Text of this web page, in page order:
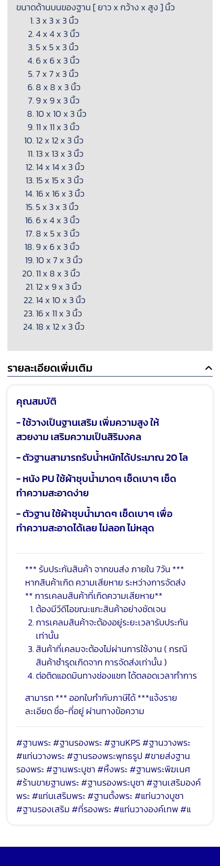
ขนาดด้านบนของฐาน [ ยาว x กว้าง x สูง ] นิ้ว
3 x 3 x 3 นิ้ว
4 x 4 x 3 นิ้ว
5 x 5 x 3 นิ้ว
6 x 6 x 3 นิ้ว
7 x 7 x 3 นิ้ว
8 x 8 x 3 นิ้ว
9 x 9 x 3 นิ้ว
10 x 10 x 3 นิ้ว
11 x 11 x 3 นิ้ว
12 x 12 x 3 นิ้ว
13 x 13 x 3 นิ้ว
14 x 14 x 3 นิ้ว
15 x 15 x 3 นิ้ว
16 x 16 x 3 นิ้ว
5 x 3 x 3 นิ้ว
6 x 4 x 3 นิ้ว
8 x 5 x 3 นิ้ว
9 x 6 x 3 นิ้ว
10 x 7 x 3 นิ้ว
11 x 8 x 3 นิ้ว
12 x 9 x 3 นิ้ว
14 x 10 x 3 นิ้ว
16 x 11 x 3 นิ้ว
18 x 12 x 3 นิ้ว
รายละเอียดเพิ่มเติม
คุณสมบัติ
- ใช้วางเป็นฐานเสริม เพิ่มความสูง ให้
สวยงาม เสริมความเป็นสิริมงคล
- ตัวฐานสามารถรับน้ำหนักได้ประมาณ 20 โล
- หนัง PU ใช้ผ้าชุบน้ำมาดๆ เช็ดเบาๆ เช็ด
ทำความสะอาดง่าย
- ตัวฐาน ใช้ผ้าชุบน้ำมาดๆ เช็ดเบาๆ เพื่อ
ทำความสะอาดได้เลย ไม่ลอก ไม่หลุด
*** รับประกันสินค้า จากขนส่ง ภายใน 7วัน ***
หากสินค้าเกิด ความเสียหาย ระหว่างการจัดส่ง
** การเคลมสินค้าที่เกิดความเสียหาย**
ต้องมีวีดีโอขณะแกะสินค้าอย่างชัดเจน
การเคลมสินค้าจะต้องอยู่ระยะเวลารับประกัน
เท่านั้น
สินค้าที่เคลมจะต้องไม่ผ่านการใช้งาน ( กรณี
สินค้าชำรุดเกิดจาก การจัดส่งเท่านั้น )
ต่อติดแอดมินทางช่องแชท ได้ตลอดเวลาทำการ
สามารถ *** ออกใบกำกับภาษีได้ ***แจ้งราย
ละเอียด ชื่อ-ที่อยู่ ผ่านทางข้อความ
#ฐานพระ #ฐานรองพระ #ฐานKPS #ฐานวางพระ
#แท่นวางพระ #ฐานรองพระพุทธรูป #ขายส่งฐาน
รองพระ #ฐานพระบูชา #หิ้งพระ #ฐานพระพิฆเนศ
#ร้านขายฐานพระ #ฐานรองพระบูชา #ฐานเสริมองค์
พระ #แท่นเสริมพระ #ฐานตั้งพระ #แท่นวางบูชา
#ฐานรองเสริม #ที่รองพระ #แท่นวางองค์เทพ #แ